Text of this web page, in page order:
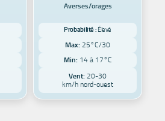
Averses/orages
Probabilité : Élevé
Max: 25°C/30
Min: 14 à 17°C
Vent: 20-30
km/h nord-ouest